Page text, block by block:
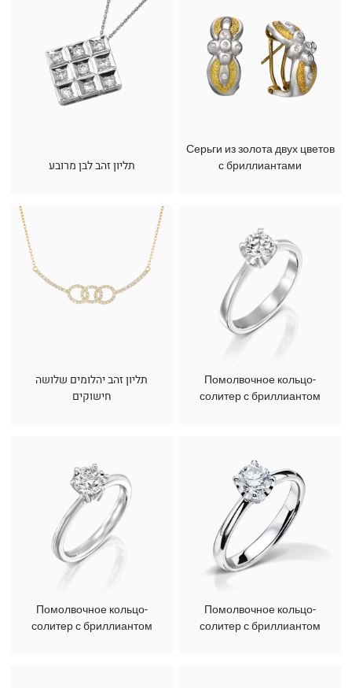
תליון זהב לבן מרובע
Серьги из золота двух цветов
с бриллиантами
תליון זהב יהלומים שלושה
חישוקים
Помолвочное кольцо-
солитер с бриллиантом
Помолвочное кольцо-
солитер с бриллиантом
Помолвочное кольцо-
солитер с бриллиантом